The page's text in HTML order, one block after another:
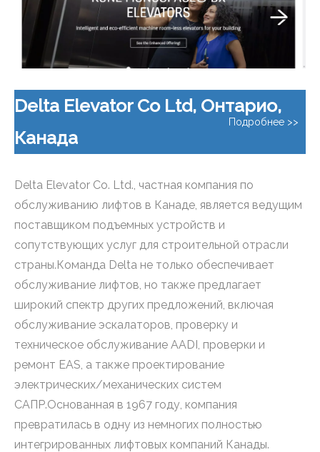
Delta Elevator Co Ltd, Онтарио,
Канада
Подробнее >>
Delta Elevator Co. Ltd., частная компания по
обслуживанию лифтов в Канаде, является ведущим
поставщиком подъемных устройств и
сопутствующих услуг для строительной отрасли
страны.Команда Delta не только обеспечивает
обслуживание лифтов, но также предлагает
широкий спектр других предложений, включая
обслуживание эскалаторов, проверку и
техническое обслуживание AADI, проверки и
ремонт EAS, а также проектирование
электрических/механических систем
САПР.Основанная в 1967 году, компания
превратилась в одну из немногих полностью
интегрированных лифтовых компаний Канады.